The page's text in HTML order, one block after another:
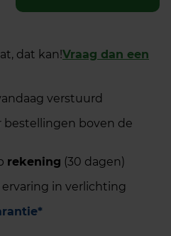
dat kan!Vraag dan een
verstuurd
bestellingen boven de
rekening (30 dagen)
ervaring in verlichting